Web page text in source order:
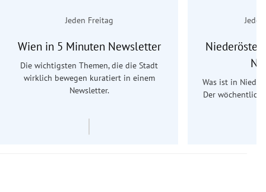
Jeden Freitag
Wien in 5 Minuten Newsletter
Die wichtigsten Themen, die die Stadt
wirklich bewegen kuratiert in einem
Newsletter.
Was ist in
Der